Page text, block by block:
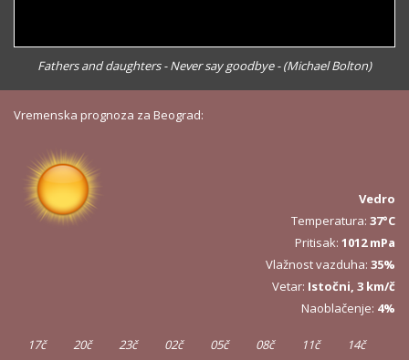
Fathers and daughters - Never say goodbye - (Michael Bolton)
Vremenska prognoza za Beograd:
Vedro
Temperatura: 37°C
Pritisak: 1012 mPa
Vlažnost vazduha: 35%
Vetar: Istočni, 3 km/č
Naoblačenje: 4%
17č 20č 23č 02č 05č 08č 11č 14č